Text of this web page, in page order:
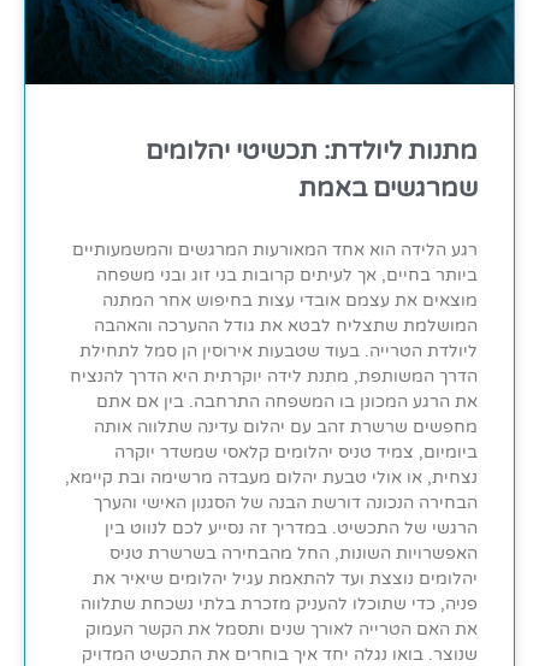
מתנות ליולדת: תכשיטי יהלומים
שמרגשים באמת
רגע הלידה הוא אחד המאורעות המרגשים והמשמעותיים
ביותר בחיים, אך לעיתים קרובות בני זוג ובני משפחה
מוצאים את עצמם אובדי עצות בחיפוש אחר המתנה
המושלמת שתצליח לבטא את גודל ההערכה והאהבה
ליולדת הטרייה. בעוד שטבעות אירוסין הן סמל לתחילת
הדרך המשותפת, מתנת לידה יוקרתית היא הדרך להנציח
את הרגע המכונן בו המשפחה התרחבה. בין אם אתם
מחפשים שרשרת זהב עם יהלום עדינה שתלווה אותה
ביומיום, צמיד טניס יהלומים קלאסי שמשדר יוקרה
נצחית, או אולי טבעת יהלום מעבדה מרשימה ובת קיימא,
הבחירה הנכונה דורשת הבנה של הסגנון האישי והערך
הרגשי של התכשיט. במדריך זה נסייע לכם לנווט בין
האפשרויות השונות, החל מהבחירה בשרשרת טניס
יהלומים נוצצת ועד להתאמת עגיל יהלומים שיאיר את
פניה, כדי שתוכלו להעניק מזכרת בלתי נשכחת שתלווה
את האם הטרייה לאורך שנים ותסמל את הקשר העמוק
שנוצר. בואו נגלה יחד איך בוחרים את התכשיט המדויק